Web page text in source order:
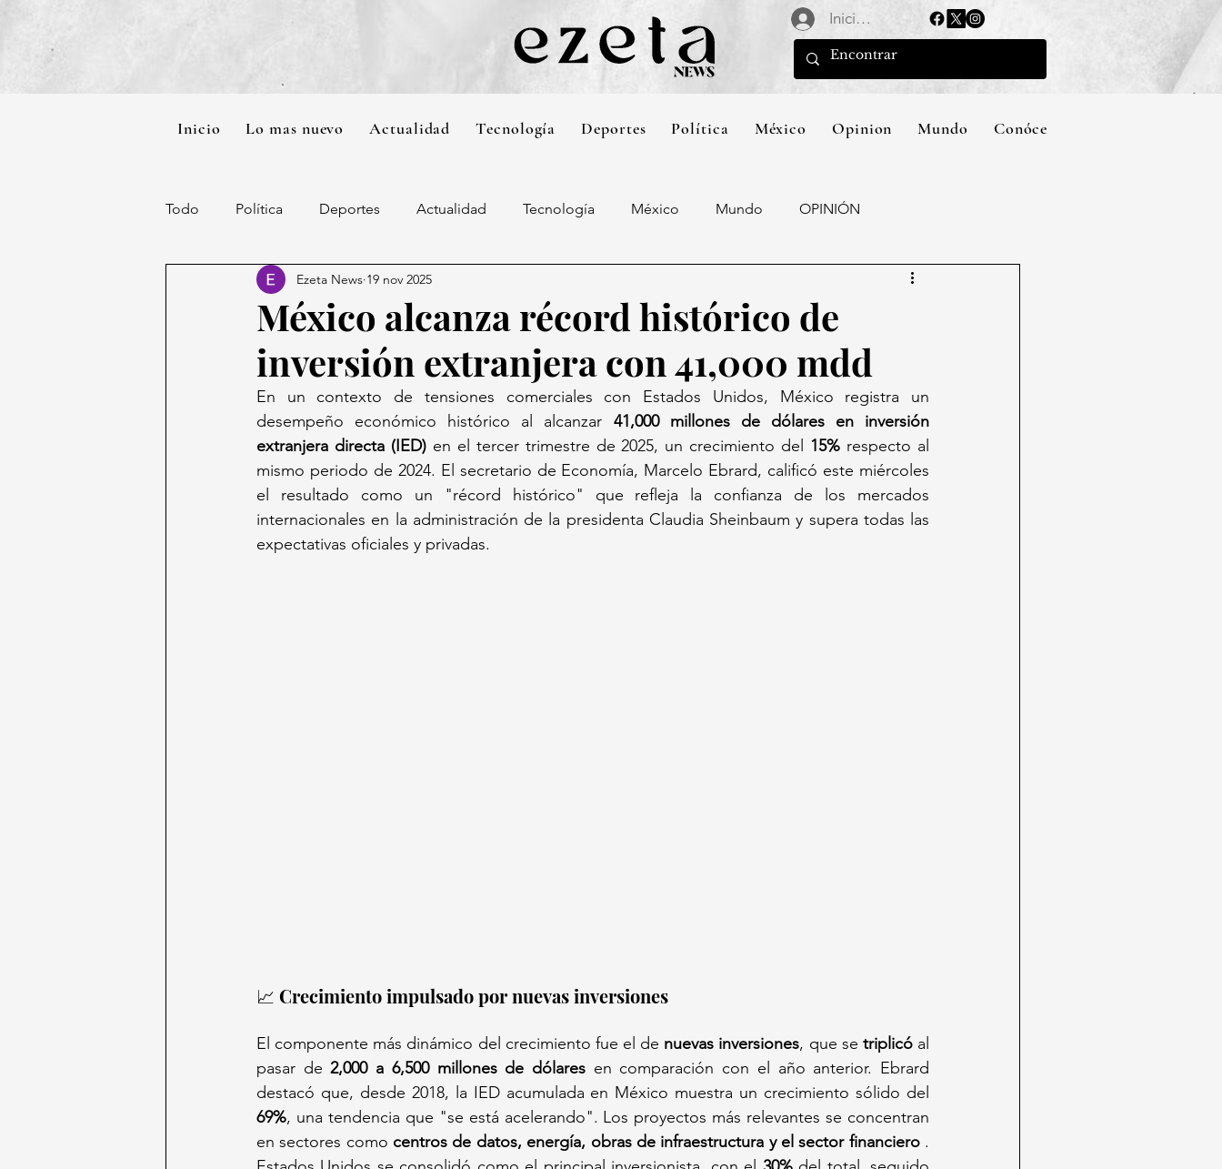
Iniciar sesión
Inicio Lo mas nuevo Actualidad Tecnología Deportes Política México Opinion Mundo Conócenos
Todo Política Deportes Actualidad Tecnología México Mundo OPINIÓN
México alcanza récord histórico de
inversión extranjera con 41,000 mdd
Ezeta News 19 nov 2025
En un contexto de tensiones comerciales con Estados Unidos, México registra un
desempeño económico histórico al alcanzar 41,000 millones de dólares en inversión
extranjera directa (IED) en el tercer trimestre de 2025, un crecimiento del 15% respecto al
mismo periodo de 2024. El secretario de Economía, Marcelo Ebrard, calificó este miércoles
el resultado como un "récord histórico" que refleja la confianza de los mercados
internacionales en la administración de la presidenta Claudia Sheinbaum y supera todas las
expectativas oficiales y privadas.
📈 Crecimiento impulsado por nuevas inversiones
El componente más dinámico del crecimiento fue el de nuevas inversiones, que se triplicó al
pasar de 2,000 a 6,500 millones de dólares en comparación con el año anterior. Ebrard
69%, una tendencia que "se está acelerando". Los proyectos más relevantes se concentran
en sectores como centros de datos, energía, obras de infraestructura y el sector financiero .